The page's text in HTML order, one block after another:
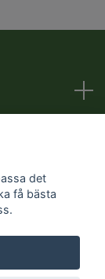
det
få bästa